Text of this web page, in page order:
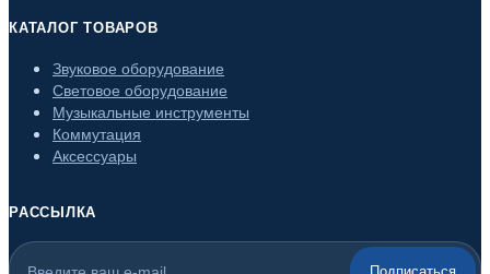
КАТАЛОГ ТОВАРОВ
Звуковое оборудование
Световое оборудование
Музыкальные инструменты
Коммутация
Аксессуары
РАССЫЛКА